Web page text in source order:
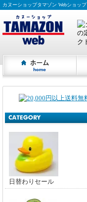
カヌーショップタマゾン Webショップ
日替わりセール